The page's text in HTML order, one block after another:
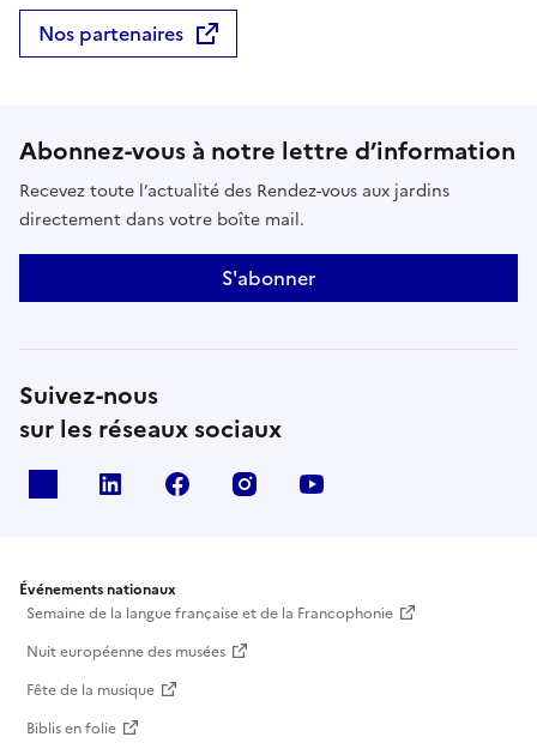
Nos partenaires
Abonnez-vous à notre lettre d’information
Recevez toute l’actualité des Rendez-vous aux jardins
directement dans votre boîte mail.
S'abonner
Suivez-nous
sur les réseaux sociaux
Linkedin Facebook Instagram
Événements nationaux
Semaine de la langue française et de la Francophonie
Nuit européenne des musées
Fête de la musique
Biblis en folie